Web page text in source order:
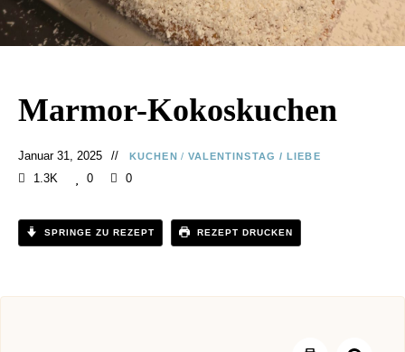
Marmor-Kokoskuchen
Januar 31, 2025 KUCHEN / VALENTINSTAG / LIEBE
1.3K 0 0
SPRINGE ZU REZEPT REZEPT DRUCKEN